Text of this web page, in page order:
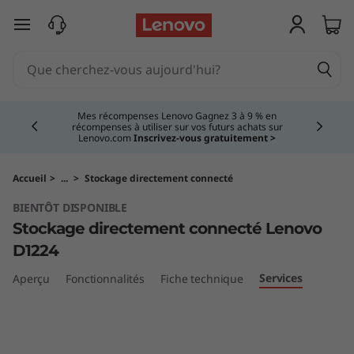
a
g
e
à
passer au contenu principal
Mes récompenses Lenovo Gagnez 3 à 9 % en
récompenses à utiliser sur vos futurs achats sur
Lenovo.com Inscrivez-vous gratuitement >
Currently displaying item 2 of 5
Accueil > ... > Stockage directement connecté
BIENTÔT DISPONIBLE
Stockage directement connecté Lenovo
D1224
Aperçu Fonctionnalités Fiche technique Services